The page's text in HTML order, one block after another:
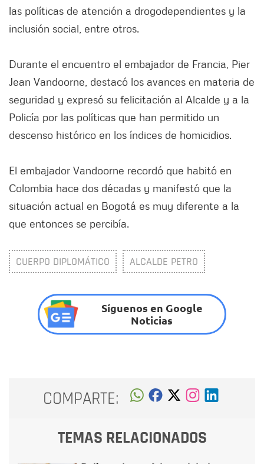
las políticas de atención a drogodependientes y la
inclusión social, entre otros.
Durante el encuentro el embajador de Francia, Pier
Jean Vandoorne, destacó los avances en materia de
seguridad y expresó su felicitación al Alcalde y a la
Policía por las políticas que han permitido un
descenso histórico en los índices de homicidios.
El embajador Vandoorne recordó que habitó en
Colombia hace dos décadas y manifestó que la
situación actual en Bogotá es muy diferente a la
que entonces se percibía.
CUERPO DIPLOMÁTICO ALCALDE PETRO
Síguenos en Google
Noticias
COMPARTE:
TEMAS RELACIONADOS